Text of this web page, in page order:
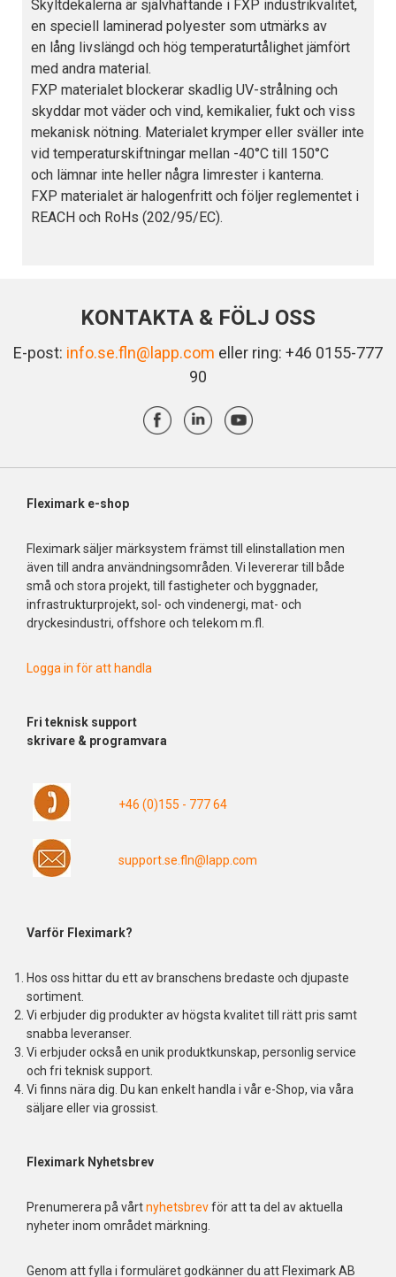
Skyltdekalerna är självhäftande i FXP industrikvalitet,
en speciell laminerad polyester som utmärks av
en lång livslängd och hög temperaturtålighet jämfört
med andra material.
FXP materialet blockerar skadlig UV-strålning och
skyddar mot väder och vind, kemikalier, fukt och viss
mekanisk nötning. Materialet krymper eller sväller inte
vid temperaturskiftningar mellan -40°C till 150°C
och lämnar inte heller några limrester i kanterna.
FXP materialet är halogenfritt och följer reglementet i
REACH och RoHs (202/95/EC).
KONTAKTA & FÖLJ OSS
E-post: info.se.fln@lapp.com eller ring: +46 0155-777
90
Fleximark e-shop
Fleximark säljer märksystem främst till elinstallation men
även till andra användningsområden. Vi levererar till både
små och stora projekt, till fastigheter och byggnader,
infrastrukturprojekt, sol- och vindenergi, mat- och
dryckesindustri, offshore och telekom m.fl.
Logga in för att handla
Fri teknisk support
skrivare & programvara
+46 (0)155 - 777 64
support.se.fln@lapp.com
Varför Fleximark?
Hos oss hittar du ett av branschens bredaste och djupaste
sortiment.
Vi erbjuder dig produkter av högsta kvalitet till rätt pris samt
snabba leveranser.
Vi erbjuder också en unik produktkunskap, personlig service
och fri teknisk support.
Vi finns nära dig. Du kan enkelt handla i vår e-Shop, via våra
säljare eller via grossist.
Fleximark Nyhetsbrev
Prenumerera på vårtnyhetsbrevför att ta del av aktuella
nyheter inom området märkning.
Genom att fylla i formuläret godkänner du att Fleximark AB